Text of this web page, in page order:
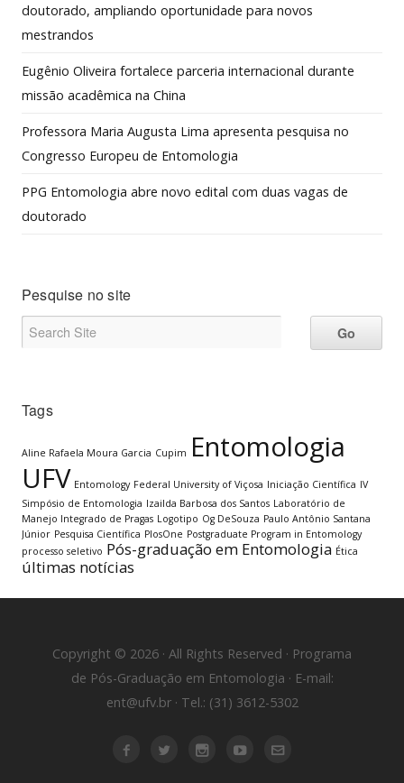
doutorado, ampliando oportunidade para novos
mestrandos
Eugênio Oliveira fortalece parceria internacional durante
missão acadêmica na China
Professora Maria Augusta Lima apresenta pesquisa no
Congresso Europeu de Entomologia
PPG Entomologia abre novo edital com duas vagas de
doutorado
Pesquise no site
Tags
Aline Rafaela Moura Garcia Cupim Entomologia
UFV Entomology Federal University of Viçosa Iniciação Científica IV
Simpósio de Entomologia Izailda Barbosa dos Santos Laboratório de
Manejo Integrado de Pragas Logotipo Og DeSouza Paulo Antônio Santana
Júnior Pesquisa Científica PlosOne Postgraduate Program in Entomology
processo seletivo Pós-graduação em Entomologia Ética
últimas notícias
Copyright © 2026 · All Rights Reserved · Programa
de Pós-Graduação em Entomologia · E-mail:
ent@ufv.br · Tel.: (31) 3612-5302